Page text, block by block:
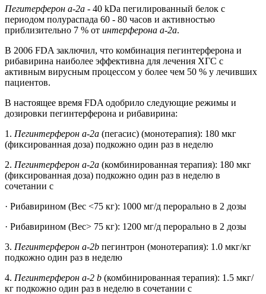
Пегитерферон a-2a - 40 kDa пегилированный белок с
периодом полураспада 60 - 80 часов и активностью
приблизительно 7 % от интерферона a-2a.
В 2006 FDA заключил, что комбинация пегинтерферона и
рибавирина наиболее эффективна для лечения ХГC с
активным вирусным процессом у более чем 50 % у лечивших
пациентов.
В настоящее время FDA одобрило следующие режимы и
дозировки пегинтерферона и рибавирина:
1. Пегинтерферон a-2a (пегасис) (монотерапия): 180 мкг
(фиксированная доза) подкожно один раз в неделю
2. Пегинтерферон a-2a (комбинированная терапия): 180 мкг
(фиксированная доза) подкожно один раз в неделю в
сочетании с
· Рибавирином (Вес <75 кг): 1000 мг/д перорально в 2 дозы
· Рибавирином (Вес> 75 кг): 1200 мг/д перорально в 2 дозы
3. Пегинтерферон a-2b пегинтрон (монотерапия): 1.0 мкг/кг
подкожно один раз в неделю
4. Пегинтерферон a-2 b (комбинированная терапия): 1.5 мкг/
кг подкожно один раз в неделю в сочетании с